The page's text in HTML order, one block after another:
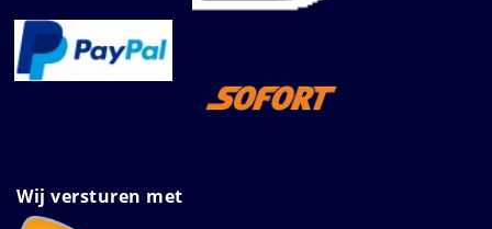
Wij versturen met